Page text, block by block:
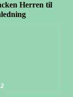
Herren til